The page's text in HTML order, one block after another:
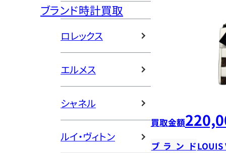
ブランド時計買取
ロレックス
エルメス
シャネル
ルイ・ヴィトン
買取金額
ブランドLOUIS